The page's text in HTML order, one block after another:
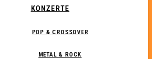
KONZERTE
POP & CROSSOVER
METAL & ROCK